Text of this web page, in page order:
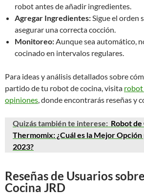
robot antes de añadir ingredientes.
Agregar Ingredientes:Sigue el orden
asegurar una correcta cocción.
Monitoreo:Aunque sea automático,
cocinado en intervalos regulares.
Para ideas y análisis detallados sobre
partido de tu robot de cocina, visita robot
opiniones, donde encontrarás reseñas y
Quizás también te interese: Robot de
Thermomix: ¿Cuál es la Mejor Opción
2023?
Reseñas de Usuarios
Cocina JRD